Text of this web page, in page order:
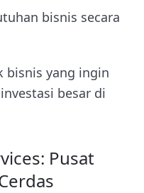
bisnis secara
bisnis yang ingin
besar di
Pusat